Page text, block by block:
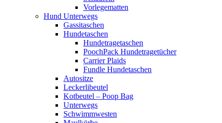
Vorlegematten
Hund Unterwegs
Gassitaschen
Hundetaschen
Hundetragetaschen
PoochPack Hundetragetücher
Carrier Plaids
Fundle Hundetaschen
Autositze
Leckerlibeutel
Kotbeutel – Poop Bag
Unterwegs
Schwimmwesten